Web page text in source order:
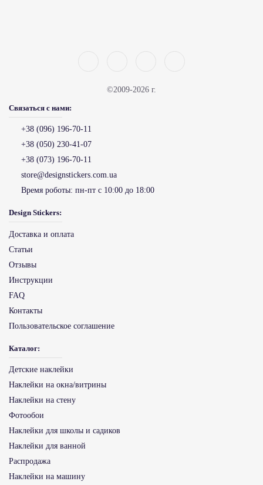
©2009-2026 г.
Связаться с нами:
+38 (096) 196-70-11
+38 (050) 230-41-07
+38 (073) 196-70-11
store@designstickers.com.ua
Время роботы: пн-пт с 10:00 до 18:00
Design Stickers:
Доставка и оплата
Статьи
Отзывы
Инструкции
FAQ
Контакты
Пользовательское соглашение
Каталог:
Детские наклейки
Наклейки на окна/витрины
Наклейки на стену
Фотообои
Наклейки для школы и садиков
Наклейки для ванной
Распродажа
Наклейки на машину